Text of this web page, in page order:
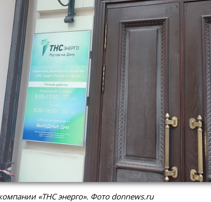
«ТНС энерго». Фото donnews.ru